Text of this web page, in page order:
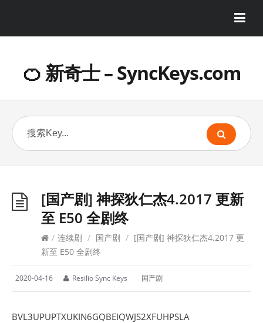
🍊 新奇士 – SyncKeys.com
[国产剧] 神探狄仁杰4.2017 更新
至 E50 全剧终
/ 连续剧 / 国产剧 / [国产剧] 神探狄仁杰4.2017 更
新至 E50 全剧终
2020-04-16 Resilio Sync Keys 国产剧
BVL3UPUPTXUKIN6GQBEIQWJS2XFUHPSLA